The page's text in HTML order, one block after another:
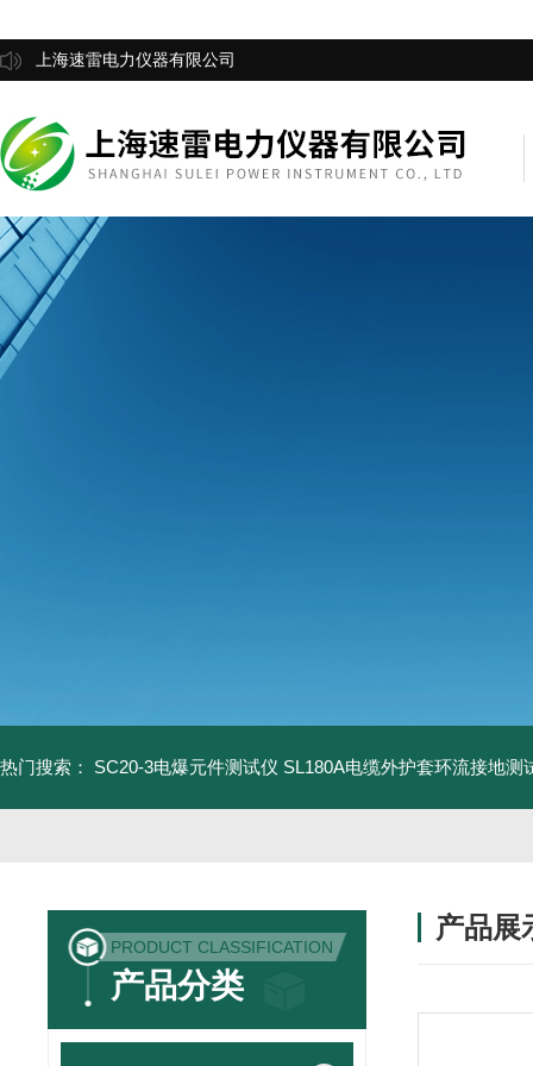
上海速雷电力仪器有限公司
热门搜索： SC20-3电爆元件测试仪 SL180A电缆外护套环流接地测
PRODUCT CLASSIFICATION
产品分类
产品展